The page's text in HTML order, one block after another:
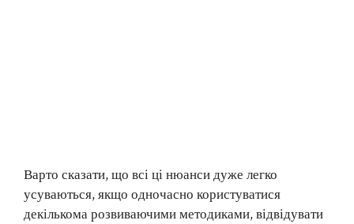
Варто сказати, що всі ці нюанси дуже легко
усуваються, якщо одночасно користуватися
декількома розвиваючими методиками, відвідувати